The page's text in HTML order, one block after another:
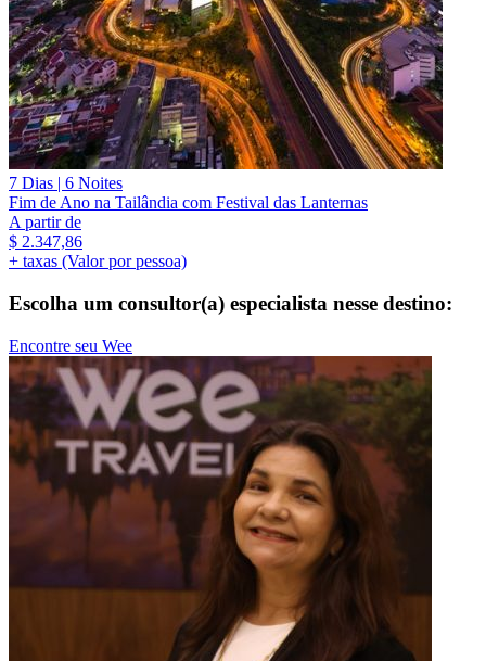
7 Dias | 6 Noites
Fim de Ano na Tailândia com Festival das Lanternas
A partir de
$ 2.347,86
+ taxas (Valor por pessoa)
Escolha um consultor(a) especialista nesse destino:
Encontre seu Wee